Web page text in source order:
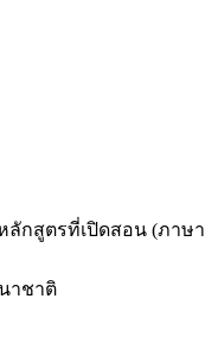
ลักสูตรที่เปิดสอน (ภาษา
าชาติ